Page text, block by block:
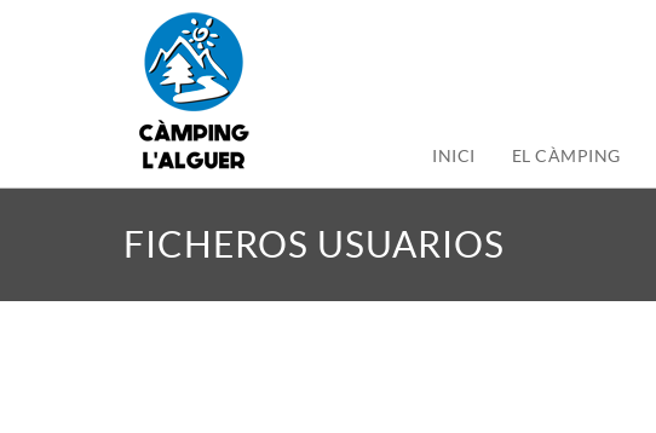
INICI EL CÀMPING
FICHEROS USUARIOS